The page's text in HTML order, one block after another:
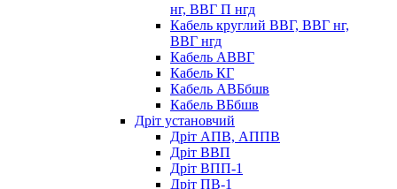
нг, ВВГ П нгд
Кабель круглий ВВГ, ВВГ нг,
ВВГ нгд
Кабель АВВГ
Кабель КГ
Кабель АВБбшв
Кабель ВБбшв
Дріт установчий
Дріт АПВ, АППВ
Дріт ВВП
Дріт ВПП-1
Дріт ПВ-1